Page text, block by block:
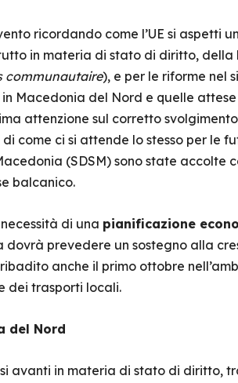
ricordando come l’UE si aspetti
in materia di stato di diritto,
communautaire), e per le riforme nel
Macedonia del Nord e quelle
attenzione sul corretto
come ci si attende lo stesso per le
(SDSM) sono state accolte
balcanico.
di una pianificazione
prevedere un sostegno alla
anche il primo ottobre
dei trasporti locali.
del Nord
avanti in materia di stato di diritto,